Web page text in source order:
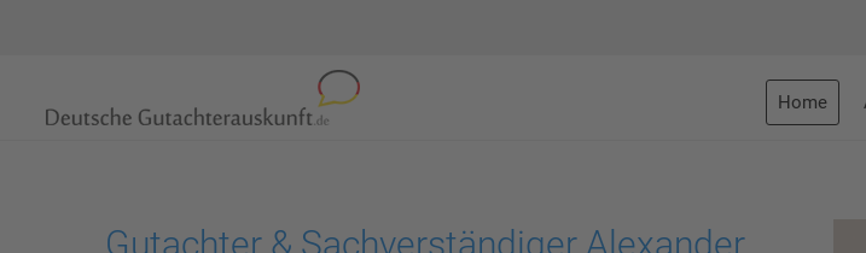
Home
Gutachter & Sachverständiger Alexander